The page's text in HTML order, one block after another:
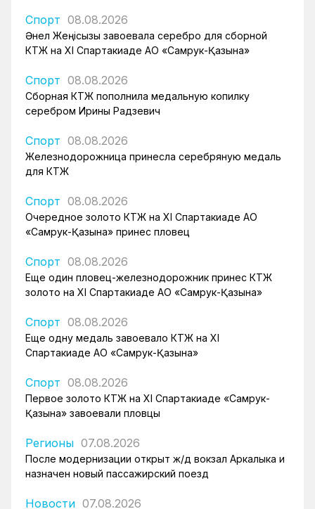
Спорт 08.08.2026
Әнел Жеңісқызы завоевала серебро для сборной
КТЖ на XI Спартакиаде АО «Самрук-Қазына»
Спорт 08.08.2026
Сборная КТЖ пополнила медальную копилку
серебром Ирины Радзевич
Спорт 08.08.2026
Железнодорожница принесла серебряную медаль
для КТЖ
Спорт 08.08.2026
Очередное золото КТЖ на XI Спартакиаде АО
«Самрук-Қазына» принес пловец
Спорт 08.08.2026
Еще один пловец-железнодорожник принес КТЖ
золото на XI Спартакиаде АО «Самрук-Қазына»
Спорт 08.08.2026
Еще одну медаль завоевало КТЖ на XI
Спартакиаде АО «Самрук-Қазына»
Спорт 08.08.2026
Первое золото КТЖ на XI Спартакиаде «Самрук-
Қазына» завоевали пловцы
Регионы 07.08.2026
После модернизации открыт ж/д вокзал Аркалыка и
назначен новый пассажирский поезд
Новости 07.08.2026